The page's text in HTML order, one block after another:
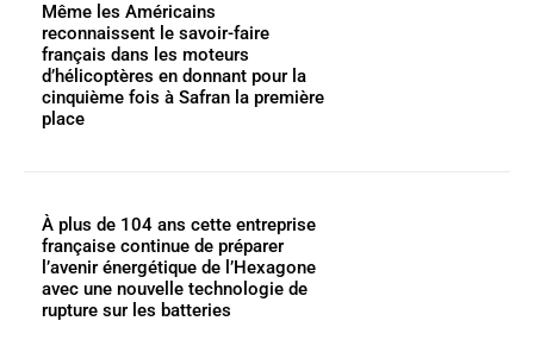
Même les Américains
reconnaissent le savoir-faire
français dans les moteurs
d’hélicoptères en donnant pour la
cinquième fois à Safran la première
place
À plus de 104 ans cette entreprise
française continue de préparer
l’avenir énergétique de l’Hexagone
avec une nouvelle technologie de
rupture sur les batteries